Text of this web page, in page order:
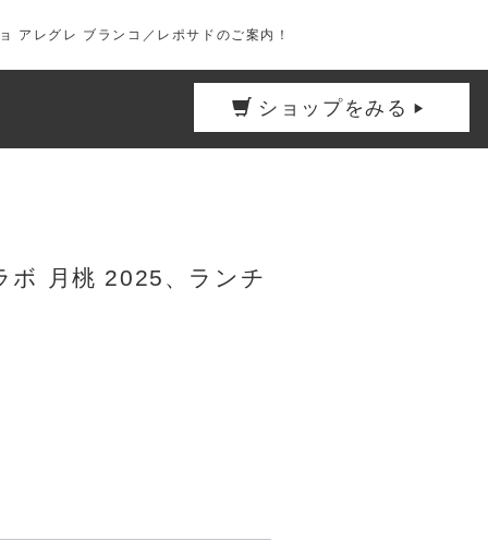
アレグレ ブランコ／レポサドのご案内！
ショップをみる
ボ 月桃 2025、ランチ